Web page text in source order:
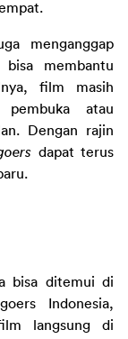
menganggap
membantu
film masih
atau
Dengan rajin
dapat terus
bisa ditemui di
Indonesia,
langsung di